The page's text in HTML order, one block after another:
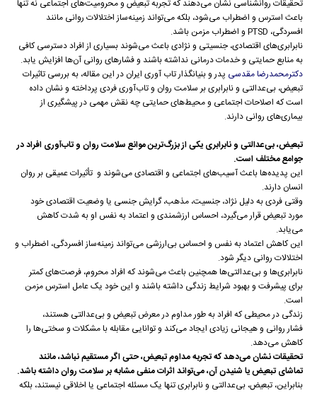
تحقیقات روانشناسی نشان می‌دهند که تجربه تبعیض و محرومیت‌های اجتماعی نه تنها
باعث استرس و اضطراب می‌شود، بلکه می‌تواند زمینه‌ساز اختلالات روانی مانند
افسردگی، PTSD و اضطراب مزمن باشد.
نابرابری‌های اقتصادی، جنسیتی و نژادی باعث می‌شوند بسیاری از افراد دسترسی کافی
به منابع حمایتی و خدمات درمانی نداشته باشند و فشارهای روانی آن‌ها افزایش یابد.
دکترمحمدرضا مقدسی پدر و بنیانگذار تاب آوری ایران در این مقاله، به بررسی تاثیرات
تبعیض، بی‌عدالتی و نابرابری بر سلامت روان و تاب‌آوری فردی پرداخته و نشان داده
است که اصلاحات اجتماعی و محیط‌های حمایتی چه نقش مهمی در پیشگیری از
بیماری‌های روانی دارند.
تبعیض، بی‌عدالتی و نابرابری یکی از بزرگ‌ترین موانع سلامت روان و تاب‌آوری افراد در
جوامع مختلف است.
این پدیده‌ها باعث آسیب‌های اجتماعی و اقتصادی می‌شوند و تأثیرات عمیقی بر روان
انسان دارند.
وقتی فردی به دلیل نژاد، جنسیت، مذهب، گرایش جنسی یا وضعیت اقتصادی خود
مورد تبعیض قرار می‌گیرد، احساس ارزشمندی و اعتماد به نفس او به شدت کاهش
می‌یابد.
این کاهش اعتماد به نفس و احساس بی‌ارزشی می‌تواند زمینه‌ساز افسردگی، اضطراب و
اختلالات روانی دیگر شود.
نابرابری‌ها و بی‌عدالتی‌ها همچنین باعث می‌شوند که افراد محروم، فرصت‌های کمتر
برای پیشرفت و بهبود شرایط زندگی داشته باشند و این خود یک عامل استرس مزمن
است.
زندگی در محیطی که افراد به طور مداوم در معرض تبعیض و بی‌عدالتی هستند،
فشار روانی و هیجانی زیادی ایجاد می‌کند و توانایی مقابله با مشکلات و سختی‌ها را
کاهش می‌دهد.
تحقیقات نشان می‌دهد که تجربه مداوم تبعیض، حتی اگر مستقیم نباشد، مانند
تماشای تبعیض یا شنیدن آن، می‌تواند اثرات منفی مشابه بر سلامت روان داشته باشد.
بنابراین، تبعیض، بی‌عدالتی و نابرابری تنها یک مسئله اجتماعی یا اخلاقی نیستند، بلکه